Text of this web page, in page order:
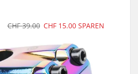
CHF 39.00 CHF 15.00 SPAREN